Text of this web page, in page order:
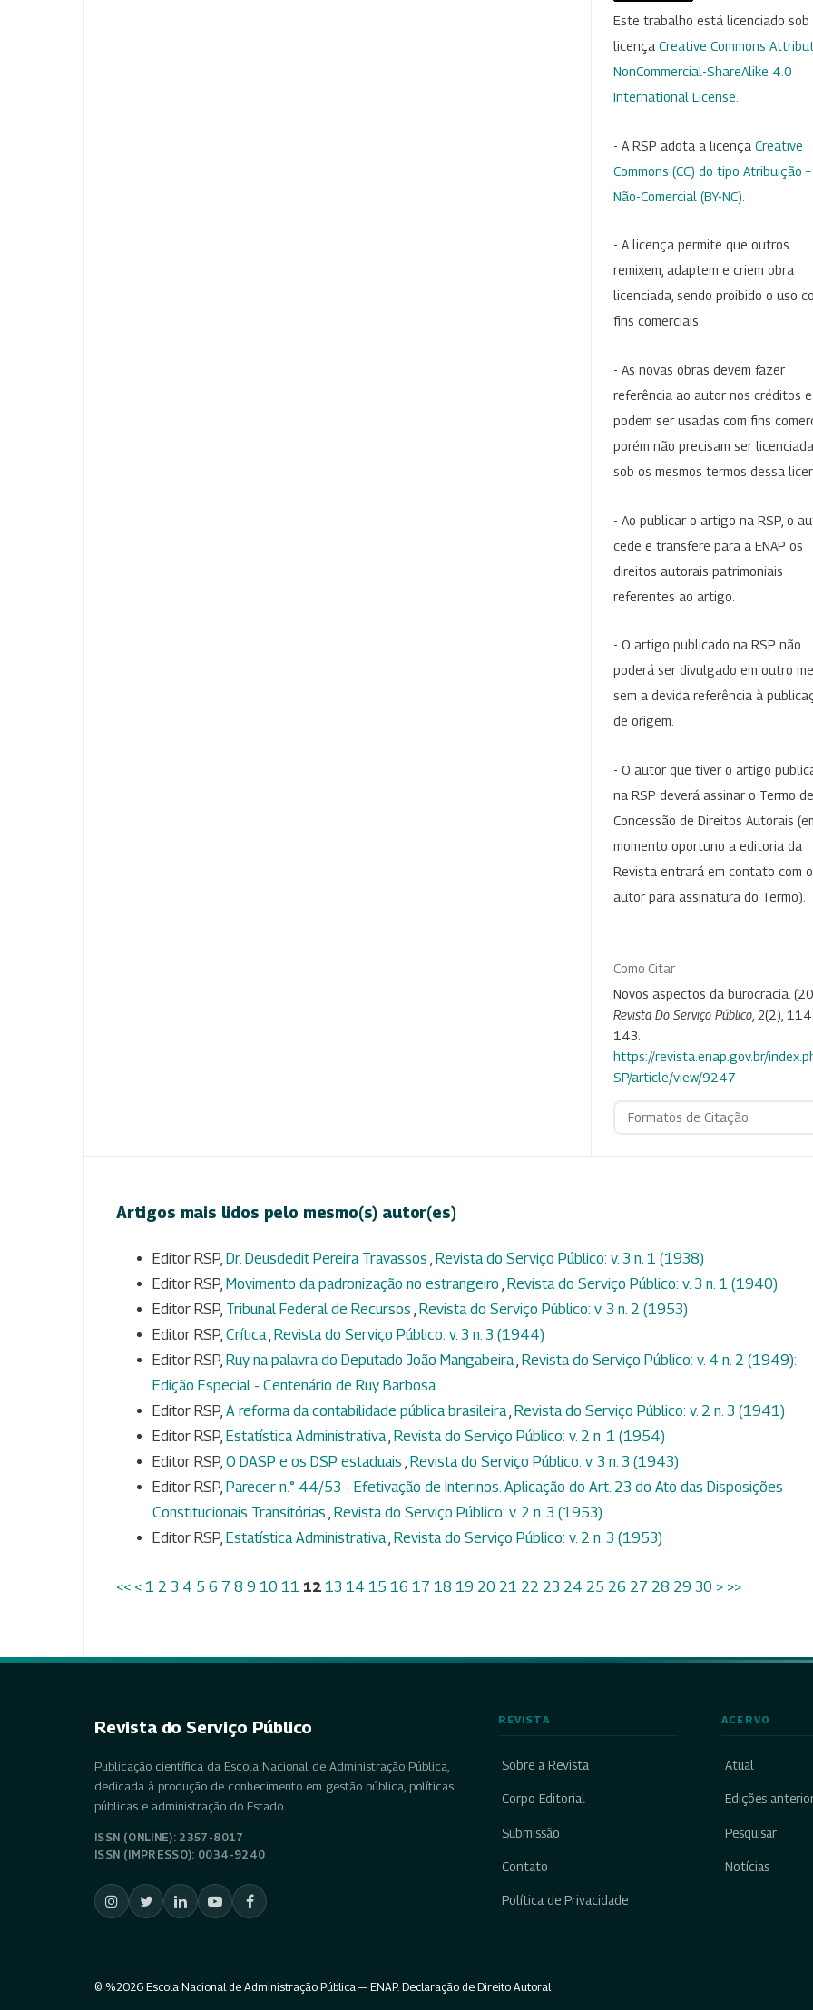
Este trabalho está licenciado sob
licença Creative Commons
NonCommercial-ShareAlike 4.0
International License
- A RSP adota a licença Creative
Commons (CC) do tipo Atribuição –
Não-Comercial (BY-NC)
- A licença permite que outros
remixem, adaptem e criem obra
licenciada, sendo proibido o uso
fins comerciais.
- As novas obras devem fazer
referência ao autor nos créditos
podem ser usadas com fins
porém não precisam ser
sob os mesmos termos dessa
- Ao publicar o artigo na RSP, o
cede e transfere para a ENAP os
direitos autorais patrimoniais
referentes ao artigo.
- O artigo publicado na RSP não
poderá ser divulgado em outro
sem a devida referência à
de origem.
- O autor que tiver o artigo
na RSP deverá assinar o Termo de
Concessão de Direitos Autorais
momento oportuno a editoria da
Revista entrará em contato com o
autor para assinatura do Termo).
Como Citar
Novos aspectos da burocracia.
Revista Do Serviço Público 2(2),
143.
https://revista.enap.gov.br/
SP/article/view/9247
Formatos de Citação
Artigos mais lidos pelo mesmo(s) autor(es)
Editor RSP, Dr. Deusdedit Pereira Travassos , Revista do Serviço Público: v. 3 n. 1 (1938)
Editor RSP, Movimento da padronização no estrangeiro , Revista do Serviço Público: v. 3 n. 1 (1940)
Editor RSP, Tribunal Federal de Recursos , Revista do Serviço Público: v. 3 n. 2 (1953)
Editor RSP, Crítica, Revista do Serviço Público: v. 3 n. 3 (1944)
Editor RSP, Ruy na palavra do Deputado João Mangabeira, Revista do Serviço Público: v. 4 n. 2 (1949):
Edição Especial - Centenário de Ruy Barbosa
Editor RSP, A reforma da contabilidade pública brasileira, Revista do Serviço Público: v. 2 n. 3 (1941)
Editor RSP, Estatística Administrativa, Revista do Serviço Público: v. 2 n. 1 (1954)
Editor RSP, O DASP e os DSP estaduais , Revista do Serviço Público: v. 3 n. 3 (1943)
Editor RSP, Parecer n.° 44/53 - Efetivação de Interinos. Aplicação do Art. 23 do Ato das Disposições
Constitucionais Transitórias , Revista do Serviço Público: v. 2 n. 3 (1953)
Editor RSP, Estatística Administrativa, Revista do Serviço Público: v. 2 n. 3 (1953)
<< < 1 2 3 4 5 6 7 8 9 10 11 12 13 14 15 16 17 18 19 20 21 22 23 24 25 26 27 28 29 30 > >>
Revista do Serviço Público
Publicação científica da Escola Nacional de Administração Pública,
dedicada à produção de conhecimento em gestão pública, políticas
públicas e administração do Estado.
ISSN (ONLINE): 2357-8017
ISSN (IMPRESSO): 0034-9240
REVISTA
Sobre a Revista
Corpo Editorial
Submissão
Contato
Política de Privacidade
ACERVO
Atual
Edições
Pesquisar
Notícias
© %2026 Escola Nacional de Administração Pública — ENAP. Declaração de Direito Autoral